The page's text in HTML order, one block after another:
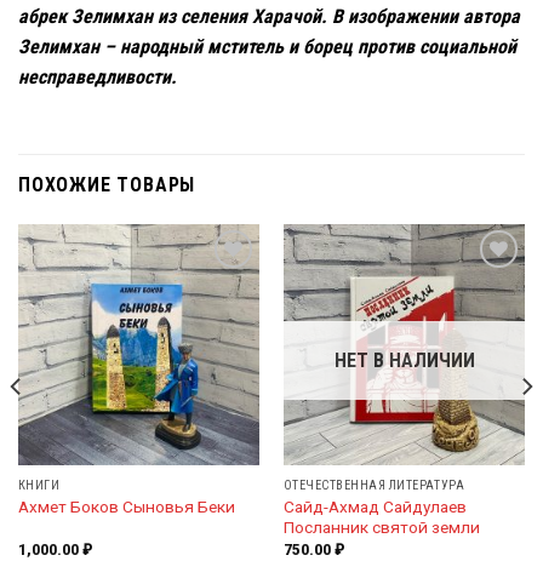
абрек Зелимхан из селения Харачой. В изображении автора
Зелимхан – народный мститель и борец против социальной
несправедливости.
ПОХОЖИЕ ТОВАРЫ
Добавить
в список
желаний
КНИГИ
Ахмет Боков Сыновья Беки
1,000.00₽
Добавить
желаний
НЕТ В НАЛИЧИИ
ОТЕЧЕСТВЕННАЯ ЛИТЕРАТУРА
Сайд-Ахмад Сайдулаев
Посланник святой земли
750.00₽